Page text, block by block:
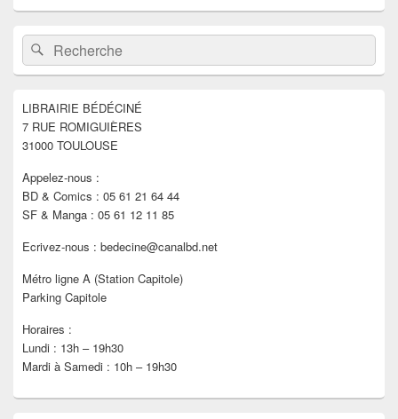
Zone
principale
de
widget
barre
latérale
Recherche :Rechercher
LIBRAIRIE BÉDÉCINÉ
7 RUE ROMIGUIÈRES
31000 TOULOUSE
Appelez-nous :
BD & Comics : 05 61 21 64 44
SF & Manga : 05 61 12 11 85
Ecrivez-nous : bedecine@canalbd.net
Métro ligne A (Station Capitole)
Parking Capitole
Horaires :
Lundi : 13h – 19h30
Mardi à Samedi : 10h – 19h30